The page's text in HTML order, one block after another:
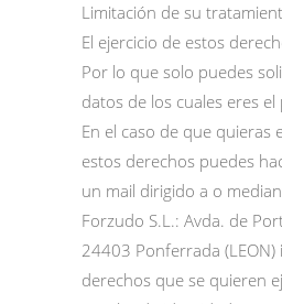
Limitación de su
El ejercicio de estos
Por lo que solo puedes
datos de los cuales eres
En el caso de que quieras
estos derechos puedes
un mail dirigido a o
Forzudo S.L.: Avda. de
24403 Ponferrada
derechos que se quieren